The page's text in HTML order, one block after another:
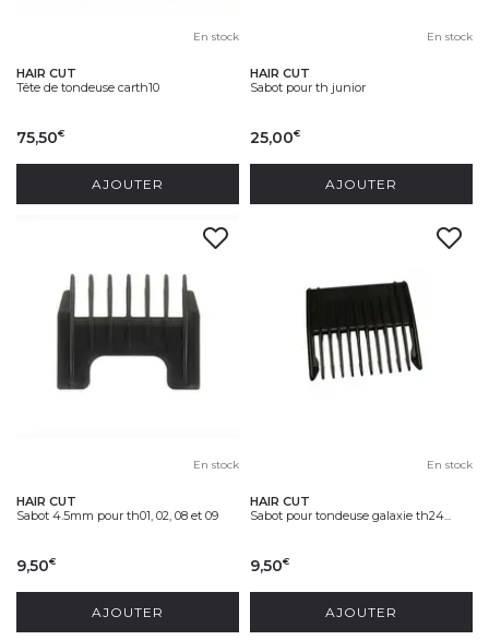
En stock
HAIR CUT
Tête de tondeuse carth10
75,50€
AJOUTER
En stock
HAIR CUT
Sabot pour th junior
25,00€
AJOUTER
En stock
HAIR CUT
Sabot 4.5mm pour th01, 02, 08 et 09
9,50€
AJOUTER
En stock
HAIR CUT
Sabot pour tondeuse galaxie th24...
9,50€
AJOUTER